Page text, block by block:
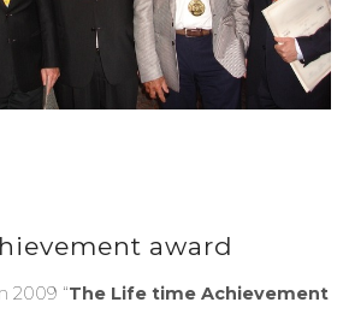
award
2009 “The Life time Achievement